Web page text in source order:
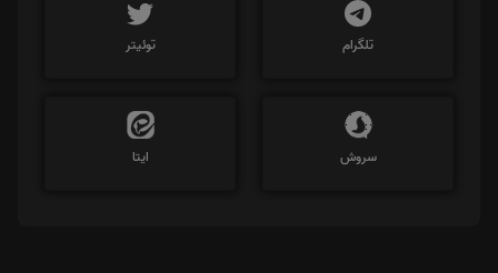
تلگرام توئیتر
سروش ایتا